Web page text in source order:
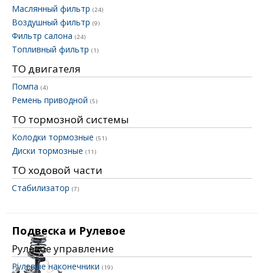
Маслянный фильтр (24)
Воздушный фильтр (9)
Фильтр салона (24)
Топливный фильтр (1)
ТО двигателя
Помпа (4)
Ремень приводной (5)
ТО тормозной системы
Колодки тормозные (51)
Диски тормозные (11)
ТО ходовой части
Стабилизатор (7)
Подвеска и Рулевое
Рулевое управление
Рулевые наконечники (19)